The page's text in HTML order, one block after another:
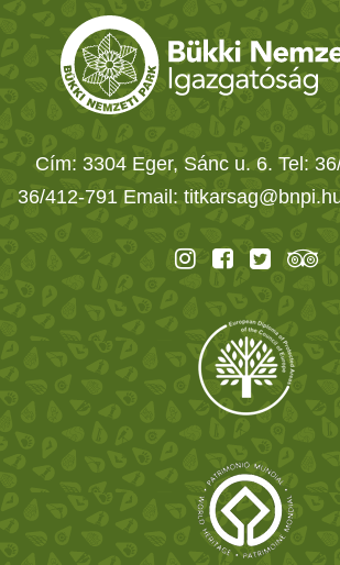
Cím: 3304 Eger, Sánc u. 6. Tel:
36/412-791 Email: